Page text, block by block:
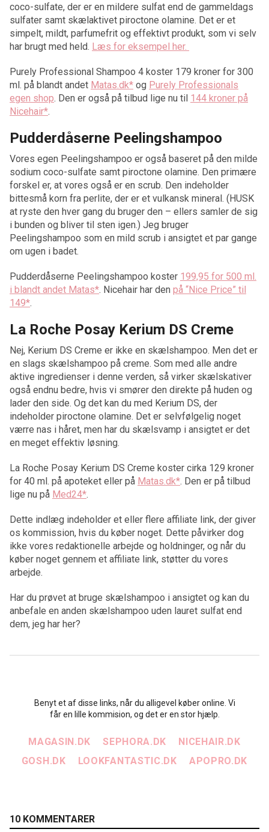
coco-sulfate, der er en mildere sulfat end de gammeldags
sulfater samt skælaktivet piroctone olamine. Det er et
simpelt, mildt, parfumefrit og effektivt produkt, som vi selv
har brugt med held. Læs for eksempel her.
Purely Professional Shampoo 4 koster 179 kroner for 300
ml. på blandt andet Matas.dk* og Purely Professionals
egen shop. Den er også på tilbud lige nu til 144 kroner på
Nicehair*.
Pudderdåserne Peelingshampoo
Vores egen Peelingshampoo er også baseret på den milde
sodium coco-sulfate samt piroctone olamine. Den primære
forskel er, at vores også er en scrub. Den indeholder
bittesmå korn fra perlite, der er et vulkansk mineral. (HUSK
at ryste den hver gang du bruger den – ellers samler de sig
i bunden og bliver til sten igen.) Jeg bruger
Peelingshampoo som en mild scrub i ansigtet et par gange
om ugen i badet.
Pudderdåserne Peelingshampoo koster 199,95 for 500 ml.
i blandt andet Matas*. Nicehair har den på “Nice Price” til
149*.
La Roche Posay Kerium DS Creme
Nej, Kerium DS Creme er ikke en skælshampoo. Men det er
en slags skælshampoo på creme. Som med alle andre
aktive ingredienser i denne verden, så virker skælskativer
også endnu bedre, hvis vi smører den direkte på huden og
lader den side. Og det kan du med Kerium DS, der
indeholder piroctone olamine. Det er selvfølgelig noget
værre nas i håret, men har du skælsvamp i ansigtet er det
en meget effektiv løsning.
La Roche Posay Kerium DS Creme koster cirka 129 kroner
for 40 ml. på apoteket eller på Matas.dk*. Den er på tilbud
lige nu på Med24*.
Dette indlæg indeholder et eller flere affiliate link, der giver
os kommission, hvis du køber noget. Dette påvirker dog
ikke vores redaktionelle arbejde og holdninger, og når du
køber noget gennem et affiliate link, støtter du vores
arbejde.
Har du prøvet at bruge skælshampoo i ansigtet og kan du
anbefale en anden skælshampoo uden lauret sulfat end
dem, jeg har her?
Benyt et af disse links, når du alligevel køber online. Vi
får en lille kommision, og det er en stor hjælp.
MAGASIN.DK SEPHORA.DK
NICEHAIR.DK
GOSH.DK
LOOKFANTASTIC.DK APOPRO.DK
10 KOMMENTARER